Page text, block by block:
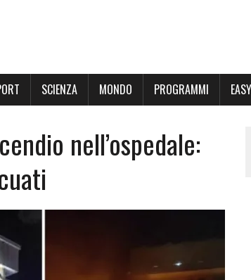
SCIENZA MONDO PROGRAMMI
nell’ospedale: